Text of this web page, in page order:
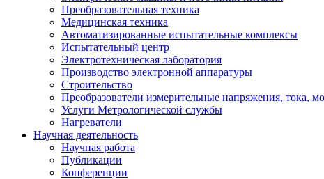
Преобразовательная техника
Медицинская техника
Автоматизированные испытательные комплексы
Испытательный центр
Электротехническая лаборатория
Производство электронной аппаратуры
Строительство
Преобразователи измерительные напряжения, тока,
Услуги Метрологической службы
Нагреватели
Научная деятельность
Научная работа
Публикации
Конференции